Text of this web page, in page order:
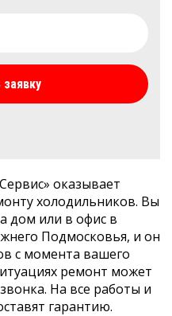
оказывает
холодильников. Вы
дом или в офис в
Подмосковья, и он
с момента вашего
ремонт может
На все работы и
гарантию.